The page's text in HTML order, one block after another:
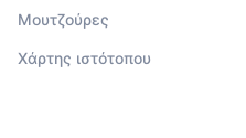
Μουτζούρες
Χάρτης ιστότοπου